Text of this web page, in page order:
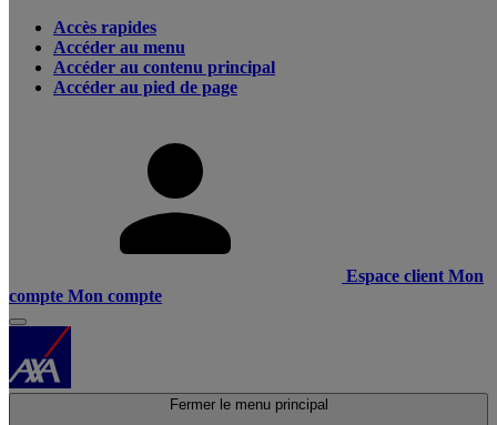
Accès rapides
Accéder au menu
Accéder au contenu principal
Accéder au pied de page
Espace client Mon
compte Mon compte
Fermer le menu principal